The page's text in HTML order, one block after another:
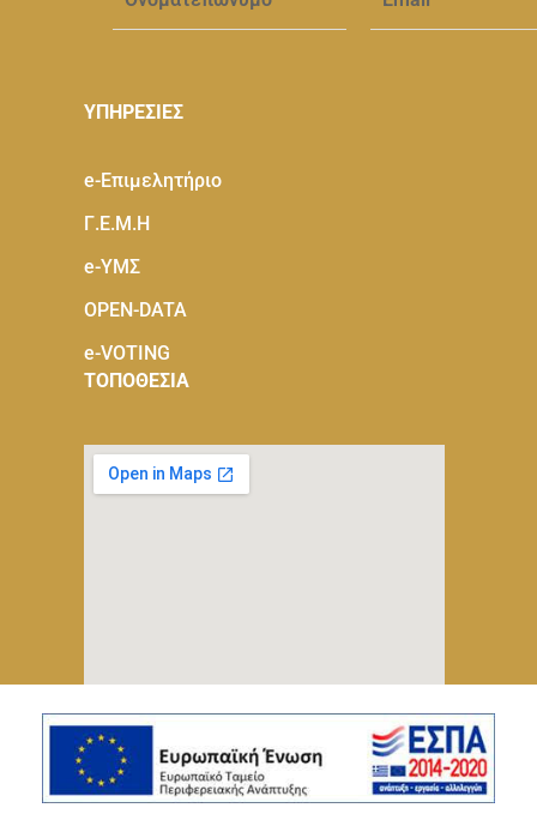
ΥΠΗΡΕΣΙΕΣ
e-Eπιμελητήριο
Γ.Ε.Μ.Η
e-ΥΜΣ
OPEN-DATA
e-VOTING
ΤΟΠΟΘΕΣΙΑ